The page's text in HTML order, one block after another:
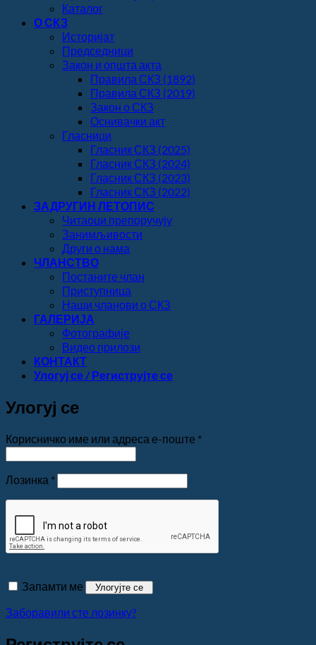
Каталог
О СКЗ
Историјат
Председници
Закон и општа акта
Правила СКЗ (1892)
Правила СКЗ (2019)
Закон о СКЗ
Оснивачки акт
Гласници
Гласник СКЗ (2025)
Гласник СКЗ (2024)
Гласник СКЗ (2023)
Гласник СКЗ (2022)
ЗАДРУГИН ЛЕТОПИС
Читаоци препоручују
Занимљивости
Други о нама
ЧЛАНСТВО
Постаните члан
Приступница
Наши чланови о СКЗ
ГАЛЕРИЈА
Фотографије
Видео прилози
КОНТАКТ
Улогуј се / Региструјте се
Улогуј се
Корисничко име или адреса е-поште *Обавезно
Лозинка *Обавезно
Запамти ме Улогујте се
Заборавили сте лозинку?